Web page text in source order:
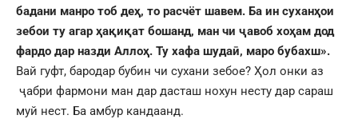
бадани манро тоб деҳ, то расчёт шавем. Ба ин суханҳои
зебои ту агар ҳақиқат бошанд, ман чи ҷавоб хоҳам дод
фардо дар назди Аллоҳ. Ту хафа шудаӣ, маро бубахш».
Вай гуфт, бародар бубин чи сухани зебое? Ҳол онки аз
ҷабри фармони ман дар дасташ нохун несту дар сараш
муй нест. Ба амбур кандаанд.